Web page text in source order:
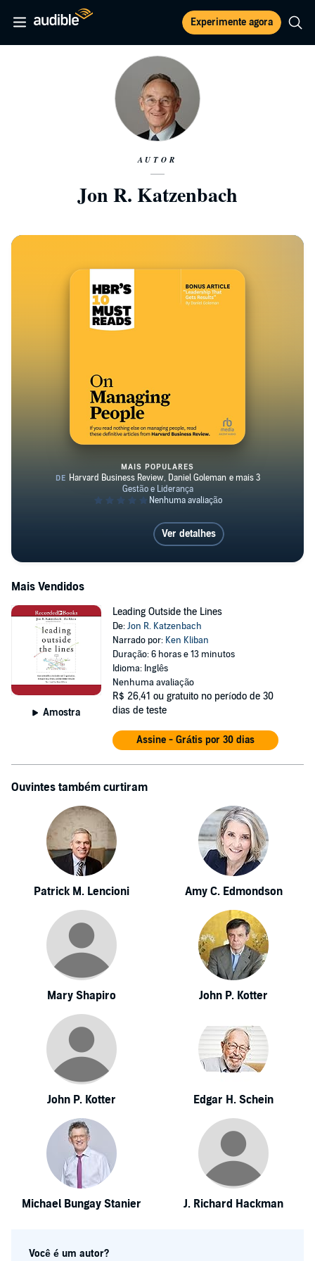
Experimente agora
AUTOR
Jon R. Katzenbach
HBR's 10 Must Reads on
MAIS POPULARES
Ver detalhes
Mais Vendidos
Amostra
Leading Outside the Lines
De:Jon R. Katzenbach
Narrado por: Ken Kliban
Duração: 6 horas e 13 minutos
Idioma: Inglês
Nenhuma avaliação
R$ 26,41 ou gratuito no período de 30
dias de teste
Assine - Grátis por 30 dias
Ouvintes também curtiram
Patrick M. Lencioni Amy C. Edmondson
Mary Shapiro John P. Kotter
John P. Kotter Edgar H. Schein
Michael Bungay Stanier J. Richard Hackman
Você é um autor?